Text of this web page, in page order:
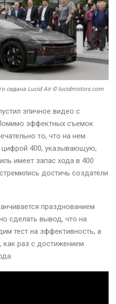
седана Lucid Air © lucidmotors.com
эпичное видео с
эффектных съемок
то, что на нем
цифрой 400, указывающую,
имеет запас хода в 400
достичь создатели
празднованием
сделать вывод, что на
тест на эффективность, а
как раз с достижением